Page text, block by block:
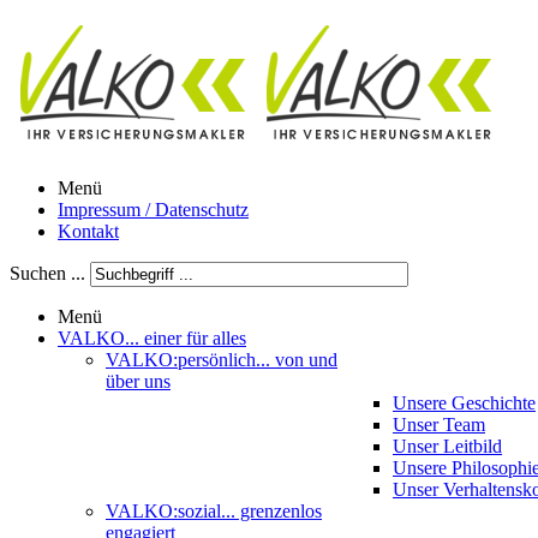
Menü
Impressum / Datenschutz
Kontakt
Suchen ...
Menü
VALKO... einer für alles
VALKO:persönlich... von und
über uns
Unsere Geschichte
Unser Team
Unser Leitbild
Unsere
Unser
VALKO:sozial... grenzenlos
engagiert